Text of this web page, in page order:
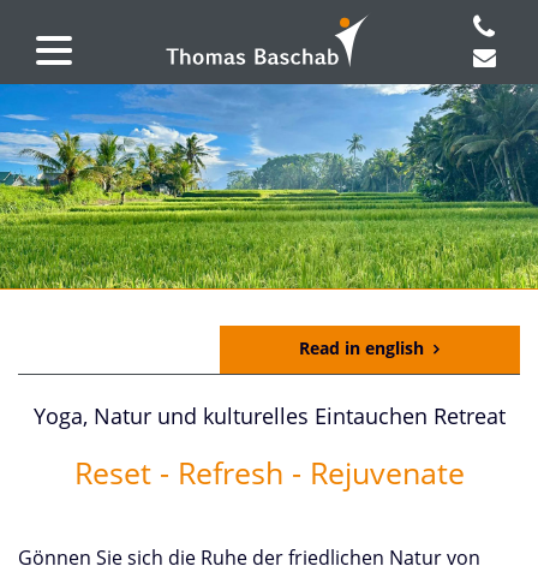
Read in english
Yoga, Natur und kulturelles Eintauchen Retreat
Reset - Refresh - Rejuvenate
Gönnen Sie sich die Ruhe der friedlichen Natur von